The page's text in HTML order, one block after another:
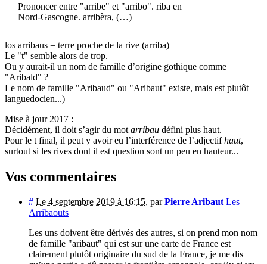
Prononcer entre "arribe" et "arribo". riba en
Nord-Gascogne. arribèra, (…)
los arribaus = terre proche de la rive (arriba)
Le "t" semble alors de trop.
Ou y aurait-il un nom de famille d’origine gothique comme
"Aribald" ?
Le nom de famille "Aribaud" ou "Aribaut" existe, mais est plutôt
languedocien...)
Mise à jour 2017 :
Décidément, il doit s’agir du mot arribau défini plus haut.
Pour le t final, il peut y avoir eu l’interférence de l’adjectifhaut,
surtout si les rives dont il est question sont un peu en hauteur...
Vos commentaires
# Le 4 septembre 2019 à 16:15, parPierre Aribaut Les
Arribaouts
Les uns doivent être dérivés des autres, si on prend mon nom
de famille "aribaut" qui est sur une carte de France est
clairement plutôt originaire du sud de la France, je me dis